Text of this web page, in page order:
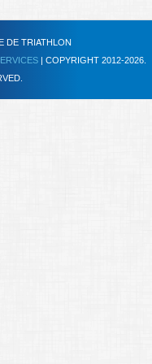
DE TRIATHLON
| COPYRIGHT 2012-2026.